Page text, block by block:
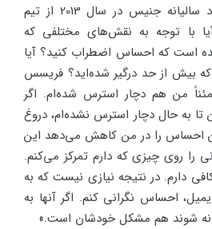
در یک مصاحبه در رویداد سالیانه جنیس در سال 2013 از تیم
با توجه به نقش‌های مختلفی که
است که احساس اضطراب کنید؟ آیا
بیش از حد درگیر شده‌اید؟ فریسس
من هم دچار استرس شده‌ام. اگر
به حال دچار استرس نشده‌ام، دروغ
احساس را در من کاهش می‌دهد این
را روی چیزی که دارم تمرکز می‌کنم.
دارم. در نتیجه نیازی نیست که به
احساس نگرانی کنم. اگر آنها به
شوند هم مشکل خودشان است.»